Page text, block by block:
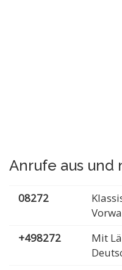
Anrufe aus und
08272
+498272
Mit